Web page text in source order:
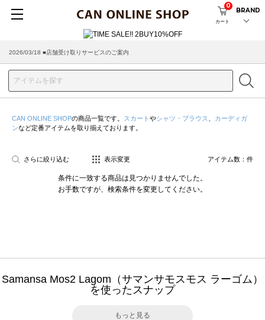
カート
0
BRAND
2026/03/18 ■店舗受け取りサービスのご案内
CAN ONLINE SHOPの商品一覧です。 スカート やシャツ・ブラウス
カーディガ
ンなど定番アイテムを取り揃えております。
さらに絞り込む 表示変更 アイテム数： 件
条件に一致する商品は見つかりませんでした。
お手数ですが、検索条件を変更してください。
Samansa Mos2 Lagom（サマンサモスモス ラーゴム）
を使ったスナップ
もっと見る